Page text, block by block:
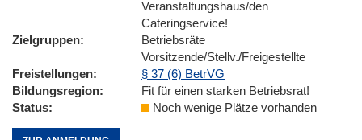
Veranstaltungshaus/den
Cateringservice!
Zielgruppen
Betriebsräte
Vorsitzende/Stellv./Freigestellte
Freistellungen
§ 37 (6) BetrVG
Bildungsregion
Fit für einen starken Betriebsrat!
Status
Noch wenige Plätze vorhanden